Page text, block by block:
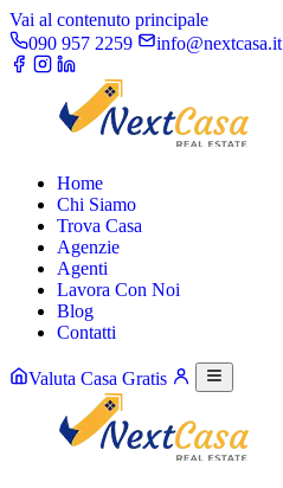
Vai al contenuto principale
090 957 2259
info@nextcasa.it
Home
Chi Siamo
Trova Casa
Agenzie
Agenti
Lavora Con Noi
Blog
Contatti
Valuta Casa Gratis